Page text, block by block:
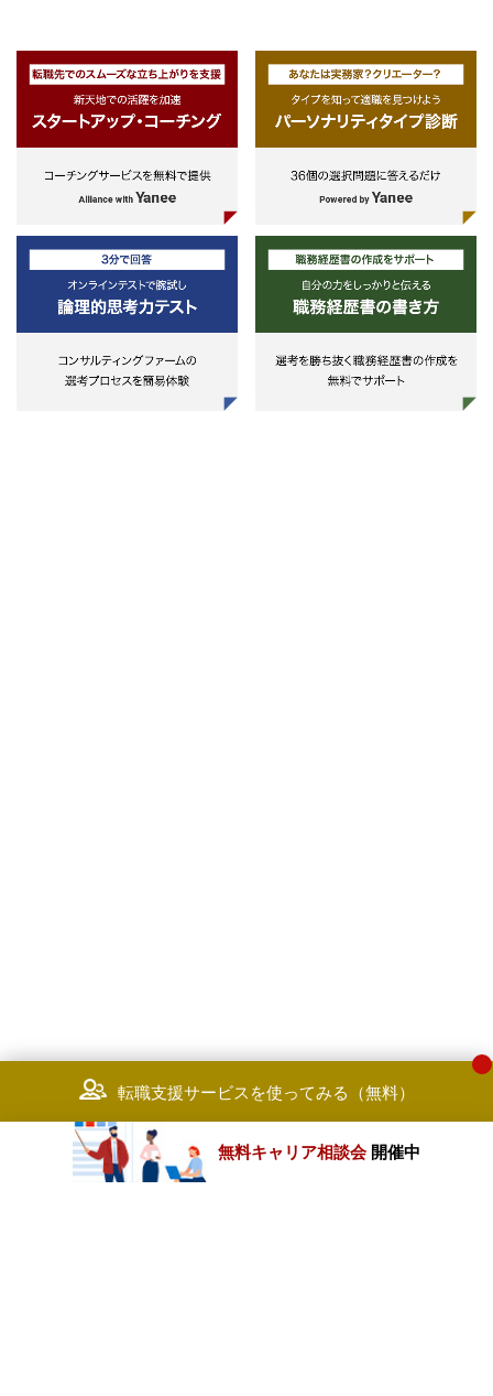
案
アウトプットデータのフォーマッ
ト見直し
自動化ワークフロー運用にあたっ
ての課題の識別
・自動モニタリングの設計・構築
データドリブンな不正検知
財務データ分析による異常値の発
ェクト経験に加え、プロジェクト
ネジメント経験
・（なお良）グローバルプロジェ
ト（英語でのコミュニケーション
必要とするプロジェクト）の経験
・英語の読み書き、オーラルコミ
ニケーションに抵抗がない
・（なお良）海外留学経験、海外
の仕事経験
・（TOEIC目安）730点以上
■コンサルファーム以外（事業会
出身者）
の在籍者
・（望ましい）製造業向けシステ
開発経験 もしくは 経営企画・
転職支援サービスを使ってみる（無料）
無料キャリア相談会 開催中